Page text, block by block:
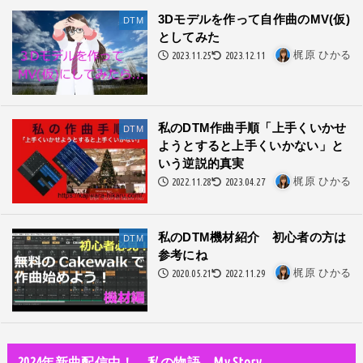
世の中・裏事情
スリを発見！尾行してみた
性同一性障害
私が性同一性障害（性別違和）を自覚した日①
改名マニュアル〜性同一性障害（性別違和）の方対象
音楽活動
京都橘高校吹奏楽部で涙腺崩壊！その後インスピレーション降臨！
DTM
3Dモデルを作って自作曲のMV(仮)
としてみた
2023.11.25 2023.12.11 梶原 ひかる
DTM
私のDTM作曲手順「上手くいかせ
ようとすると上手くいかない」と
いう逆説的真実
2022.11.28 2023.04.27 梶原 ひかる
DTM
私のDTM機材紹介 初心者の方は
参考にね
2020.05.21 2022.11.29 梶原 ひかる